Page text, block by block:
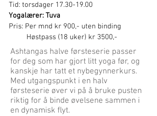
Tid: torsdager 17.30-19.00
Yogalærer: Tuva
Pris: Per mnd kr 900,- uten binding
Høstpass (18 uker) kr 3500,-
Ashtangas halve førsteserie passer
for deg som har gjort litt yoga før, og
kanskje har tatt et nybegynnerkurs.
Med utgangspunkt i en halv
førsteserie øver vi på å bruke pusten
riktig for å binde øvelsene sammen i
en dynamisk flyt.